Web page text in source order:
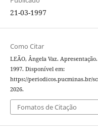
21-03-1997
Como Citar
LEÃO, Ângela Vaz. Apresentação.
1997. Disponível em:
https://periodicos.pucminas.br/
2026.
Fomatos de Citação